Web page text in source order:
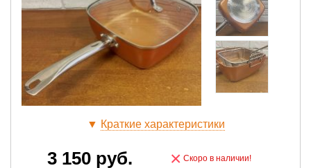
▼ Краткие характеристики
3 150 руб. × Скоро в наличии!